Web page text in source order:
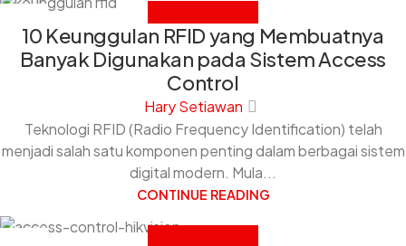
JUN
10 Keunggulan RFID yang Membuatnya
Banyak Digunakan pada Sistem Access
Control
Hary Setiawan
Teknologi RFID (Radio Frequency Identification) telah
menjadi salah satu komponen penting dalam berbagai sistem
digital modern. Mula...
CONTINUE READING